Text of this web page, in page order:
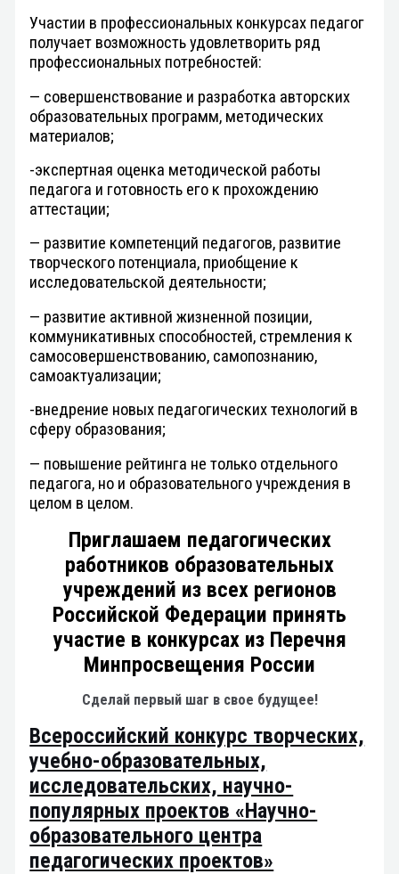
Участии в профессиональных конкурсах педагог
получает возможность удовлетворить ряд
профессиональных потребностей:
— совершенствование и разработка авторских
образовательных программ, методических
материалов;
-экспертная оценка методической работы
педагога и готовность его к прохождению
аттестации;
— развитие компетенций педагогов, развитие
творческого потенциала, приобщение к
исследовательской деятельности;
— развитие активной жизненной позиции,
коммуникативных способностей, стремления к
самосовершенствованию, самопознанию,
самоактуализации;
-внедрение новых педагогических технологий в
сферу образования;
— повышение рейтинга не только отдельного
педагога, но и образовательного учреждения в
целом в целом.
Приглашаем педагогических
работников образовательных
учреждений из всех регионов
Российской Федерации принять
участие в конкурсах из Перечня
Минпросвещения России
Сделай первый шаг в свое будущее!
Всероссийский конкурс творческих,
учебно-образовательных,
исследовательских, научно-
популярных проектов «Научно-
образовательного центра
педагогических проектов»